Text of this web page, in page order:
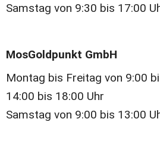
Samstag von 9:30 bis 17:00
MosGoldpunkt GmbH
Montag bis Freitag von 9:00
14:00 bis 18:00 Uhr
Samstag von 9:00 bis 13:00